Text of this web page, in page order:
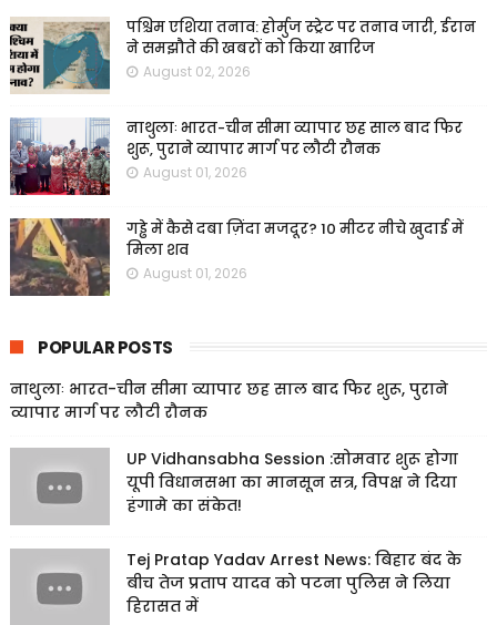
पश्चिम एशिया तनाव: होर्मुज स्ट्रेट पर तनाव जारी, ईरान
ने समझौते की खबरों को किया खारिज
August 02, 2026
नाथुलाः भारत-चीन सीमा व्यापार छह साल बाद फिर
शुरू, पुराने व्यापार मार्ग पर लौटी रौनक
August 01, 2026
गड्ढे में कैसे दबा ज़िंदा मजदूर? 10 मीटर नीचे खुदाई में
मिला शव
August 01, 2026
POPULAR POSTS
नाथुलाः भारत-चीन सीमा व्यापार छह साल बाद फिर शुरू, पुराने
व्यापार मार्ग पर लौटी रौनक
UP Vidhansabha Session :सोमवार शुरू होगा
यूपी विधानसभा का मानसून सत्र, विपक्ष ने दिया
हंगामे का संकेत!
Tej Pratap Yadav Arrest News: बिहार बंद के
बीच तेज प्रताप यादव को पटना पुलिस ने लिया
हिरासत में